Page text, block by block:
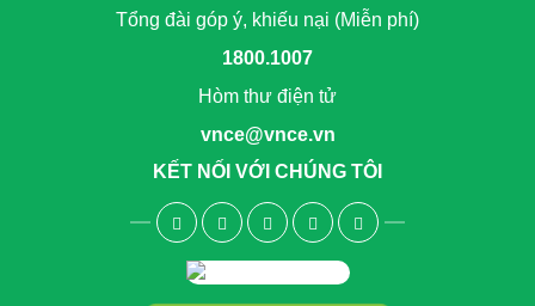
Tổng đài góp ý, khiếu nại (Miễn phí)
1800.1007
Hòm thư điện tử
vnce@vnce.vn
KẾT NỐI VỚI CHÚNG TÔI